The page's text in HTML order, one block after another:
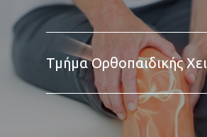
Τμήμα Ορθοπαιδικής